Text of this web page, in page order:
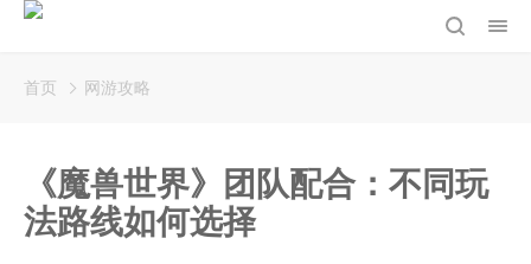
首页 网游攻略
《魔兽世界》团队配合：不同玩
法路线如何选择